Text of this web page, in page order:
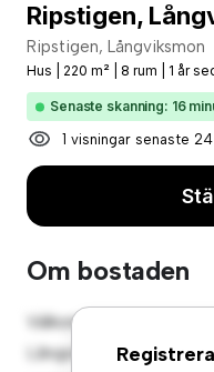
Ripstigen,
Ripstigen, Långviksmon
Hus 220 m² 8 rum 1 år
Senaste skanning: 16
1 visningar senaste
Om bostaden
Välkommen till din nya
Långviksmon! Detta